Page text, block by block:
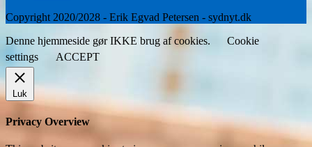
Copyright 2020/2028 - Erik Egvad Petersen - sydnyt.dk
Denne hjemmeside gør IKKE brug af cookies.
Cookie
settings
ACCEPT
Luk
Privacy Overview